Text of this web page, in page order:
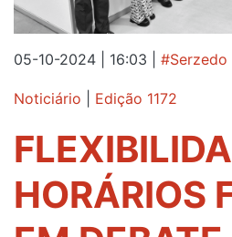
05-10-2024 | 16:03 #Serzedo
Noticiário Edição 1172
HORÁRIOS